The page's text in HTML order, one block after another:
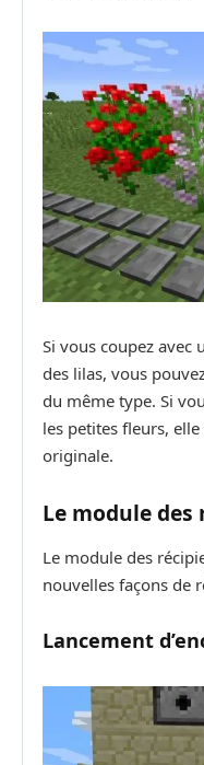
Si vous coupez avec
des lilas, vous
du même type. Si
les petites fleurs,
originale.
Le module des
Le module des
nouvelles façons de
Lancement